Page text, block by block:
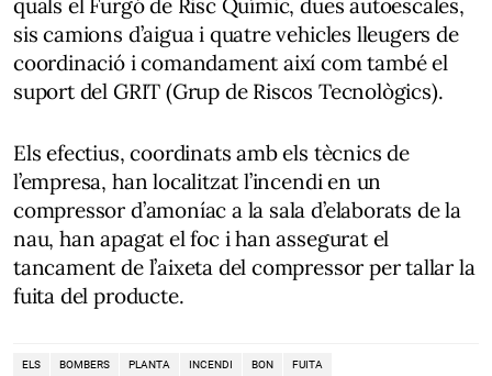
sis camions d’aigua i quatre vehicles lleugers de
coordinació i comandament així com també el
suport del GRIT (Grup de Riscos Tecnològics).
Els efectius, coordinats amb els tècnics de
l’empresa, han localitzat l’incendi en un
compressor d’amoníac a la sala d’elaborats de la
nau, han apagat el foc i han assegurat el
tancament de l’aixeta del compressor per tallar la
fuita del producte.
ELS BOMBERS PLANTA INCENDI BON FUITA